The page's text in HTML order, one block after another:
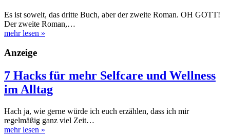
Es ist soweit, das dritte Buch, aber der zweite Roman. OH GOTT!
Der zweite Roman,…
mehr lesen »
Anzeige
7 Hacks für mehr Selfcare und Wellness
im Alltag
Hach ja, wie gerne würde ich euch erzählen, dass ich mir
regelmäßig ganz viel Zeit…
mehr lesen »